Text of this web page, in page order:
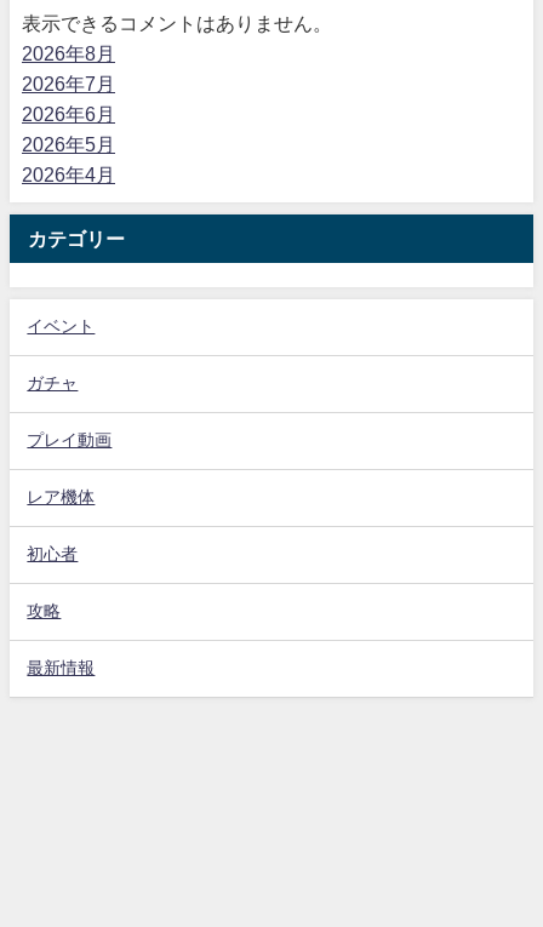
表示できるコメントはありません。
2026年8月
2026年7月
2026年6月
2026年5月
2026年4月
カテゴリー
イベント
ガチャ
プレイ動画
レア機体
初心者
攻略
最新情報